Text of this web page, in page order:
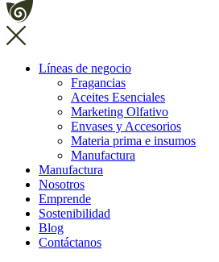
Líneas de negocio
Fragancias
Aceites Esenciales
Marketing Olfativo
Envases y Accesorios
Materia prima e insumos
Manufactura
Manufactura
Nosotros
Emprende
Sostenibilidad
Blog
Contáctanos